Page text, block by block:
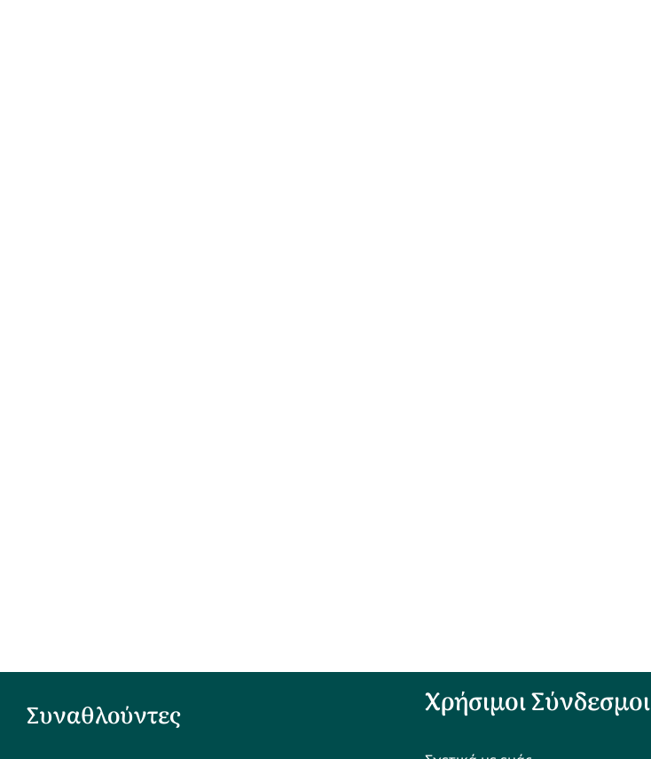
Συναθλούντες Χρήσιμοι Σύνδεσμοι